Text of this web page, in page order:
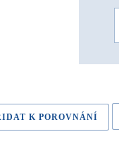
K POROVNÁNÍ